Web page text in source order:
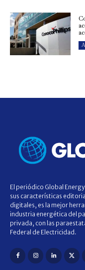
El periódico Global
sus características
digitales, es la mejor
industria energética del
privada, con las
Federal de Electricidad.